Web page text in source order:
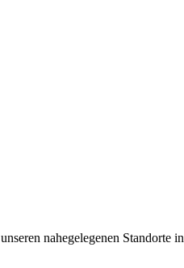
nahegelegenen Standorte in